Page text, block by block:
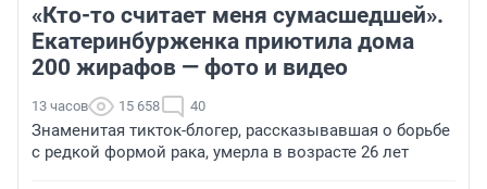
«Кто-то считает меня сумасшедшей».
Екатеринбурженка приютила дома
200 жирафов — фото и видео
13 часов 15 658 40
Знаменитая тикток-блогер, рассказывавшая о борьбе
с редкой формой рака, умерла в возрасте 26 лет